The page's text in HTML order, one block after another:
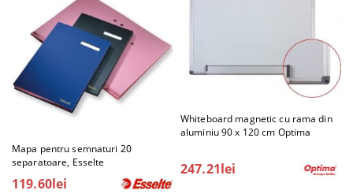
Mapa pentru semnaturi 20
separatoare, Esselte
119.60lei
Whiteboard magnetic cu rama din
aluminiu 90 x 120 cm Optima
247.21lei